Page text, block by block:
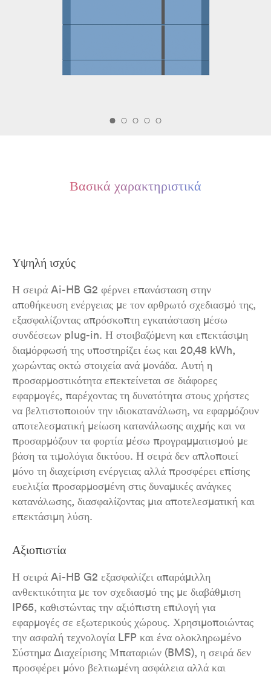
Βασικά χαρακτηριστικά
Υψηλή ισχύς
Η σειρά Ai-HB G2 φέρνει επανάσταση στην
αποθήκευση ενέργειας με τον αρθρωτό σχεδιασμό της,
εξασφαλίζοντας απρόσκοπτη εγκατάσταση μέσω
συνδέσεων plug-in. Η στοιβαζόμενη και επεκτάσιμη
διαμόρφωσή της υποστηρίζει έως και 20,48 kWh,
χωρώντας οκτώ στοιχεία ανά μονάδα. Αυτή η
προσαρμοστικότητα επεκτείνεται σε διάφορες
εφαρμογές, παρέχοντας τη δυνατότητα στους χρήστες
να βελτιστοποιούν την ιδιοκατανάλωση, να εφαρμόζουν
αποτελεσματική μείωση κατανάλωσης αιχμής και να
προσαρμόζουν τα φορτία μέσω προγραμματισμού με
βάση τα τιμολόγια δικτύου. Η σειρά δεν απλοποιεί
μόνο τη διαχείριση ενέργειας αλλά προσφέρει επίσης
ευελιξία προσαρμοσμένη στις δυναμικές ανάγκες
κατανάλωσης, διασφαλίζοντας μια αποτελεσματική και
επεκτάσιμη λύση.
Αξιοπιστία
Η σειρά Ai-HB G2 εξασφαλίζει απαράμιλλη
ανθεκτικότητα με τον σχεδιασμό της με διαβάθμιση
IP65, καθιστώντας την αξιόπιστη επιλογή για
εφαρμογές σε εξωτερικούς χώρους. Χρησιμοποιώντας
την ασφαλή τεχνολογία LFP και ένα ολοκληρωμένο
Σύστημα Διαχείρισης Μπαταριών (BMS), η σειρά δεν
προσφέρει μόνο βελτιωμένη ασφάλεια αλλά και